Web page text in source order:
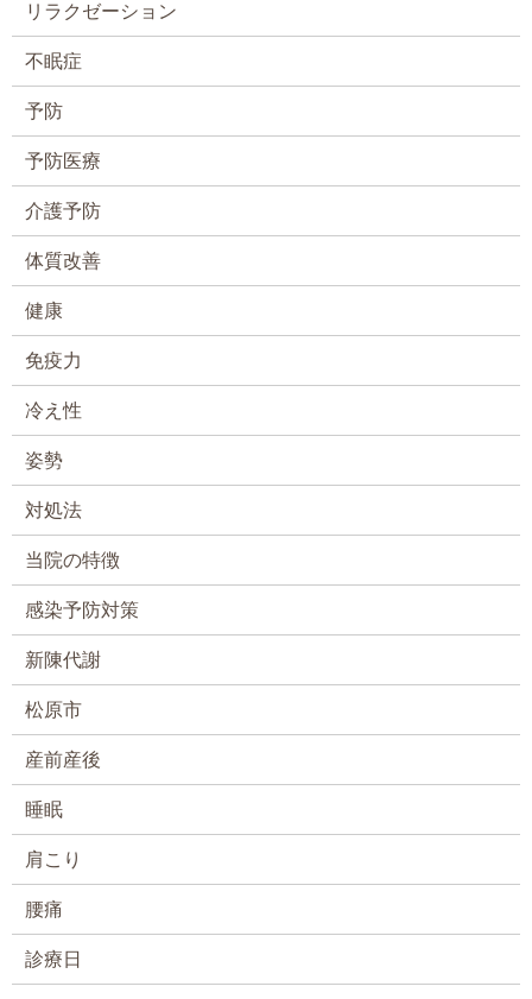
リラクゼーション
不眠症
予防
予防医療
介護予防
体質改善
健康
免疫力
冷え性
姿勢
対処法
当院の特徴
感染予防対策
新陳代謝
松原市
産前産後
睡眠
肩こり
腰痛
診療日